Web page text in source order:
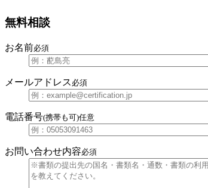
無料相談
お名前必須
メールアドレス 必須
電話番号(携帯も可)任意
お問い合わせ内容必須